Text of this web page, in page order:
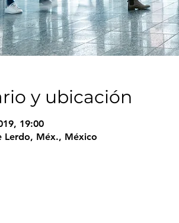
y ubicación
19:00
Lerdo, Méx., México